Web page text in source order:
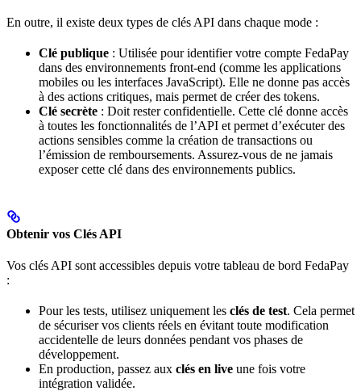
En outre, il existe deux types de clés API dans chaque mode :
Clé publique : Utilisée pour identifier votre compte FedaPay
dans des environnements front-end (comme les applications
mobiles ou les interfaces JavaScript). Elle ne donne pas accès
à des actions critiques, mais permet de créer des tokens.
Clé secrète : Doit rester confidentielle. Cette clé donne accès
à toutes les fonctionnalités de l’API et permet d’exécuter des
actions sensibles comme la création de transactions ou
l’émission de remboursements. Assurez-vous de ne jamais
exposer cette clé dans des environnements publics.
Obtenir vos Clés API
Vos clés API sont accessibles depuis votre tableau de bord FedaPay
:
Pour les tests, utilisez uniquement les clés de test. Cela permet
de sécuriser vos clients réels en évitant toute modification
accidentelle de leurs données pendant vos phases de
développement.
En production, passez aux clés en live une fois votre
intégration validée.